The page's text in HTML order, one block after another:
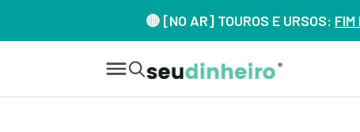
🔴 [NO AR] TOUROS E URSOS: FIM